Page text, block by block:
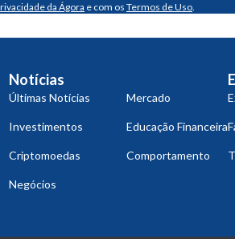
da Ágora e com os Termos de Uso.
Notícias
Últimas Notícias Mercado
Investimentos Educação Financeira
Criptomoedas Comportamento
Negócios